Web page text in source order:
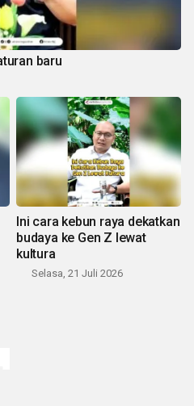
baru
Ini cara kebun raya dekatkan
budaya ke Gen Z lewat
kultura
Selasa, 21 Juli 2026